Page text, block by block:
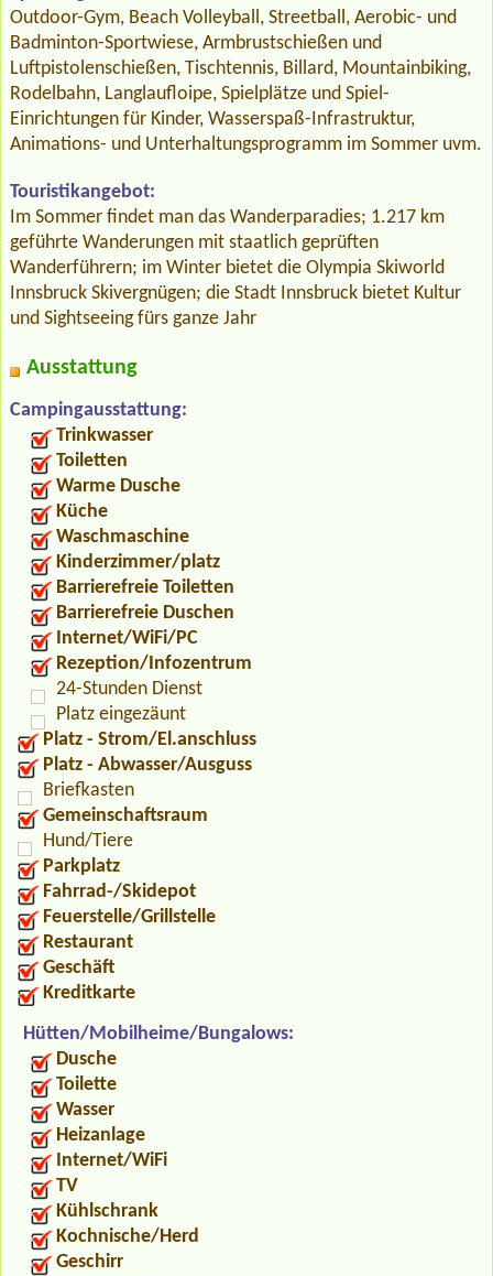
Outdoor-Gym, Beach Volleyball, Streetball, Aerobic- und
Badminton-Sportwiese, Armbrustschießen und
Luftpistolenschießen, Tischtennis, Billard, Mountainbiking,
Rodelbahn, Langlaufloipe, Spielplätze und Spiel-
Einrichtungen für Kinder, Wasserspaß-Infrastruktur,
Animations- und Unterhaltungsprogramm im Sommer uvm.
Touristikangebot:
Im Sommer findet man das Wanderparadies; 1.217 km
geführte Wanderungen mit staatlich geprüften
Wanderführern; im Winter bietet die Olympia Skiworld
Innsbruck Skivergnügen; die Stadt Innsbruck bietet Kultur
und Sightseeing fürs ganze Jahr
Ausstattung
Campingausstattung:
Trinkwasser
Toiletten
Warme Dusche
Küche
Waschmaschine
Kinderzimmer/platz
Barrierefreie Toiletten
Barrierefreie Duschen
Internet/WiFi/PC
Rezeption/Infozentrum
24-Stunden Dienst
Platz eingezäunt
Platz - Strom/El.anschluss
Platz - Abwasser/Ausguss
Briefkasten
Gemeinschaftsraum
Hund/Tiere
Parkplatz
Fahrrad-/Skidepot
Feuerstelle/Grillstelle
Restaurant
Geschäft
Kreditkarte
Hütten/Mobilheime/Bungalows:
Dusche
Toilette
Wasser
Heizanlage
Internet/WiFi
TV
Kühlschrank
Kochnische/Herd
Geschirr